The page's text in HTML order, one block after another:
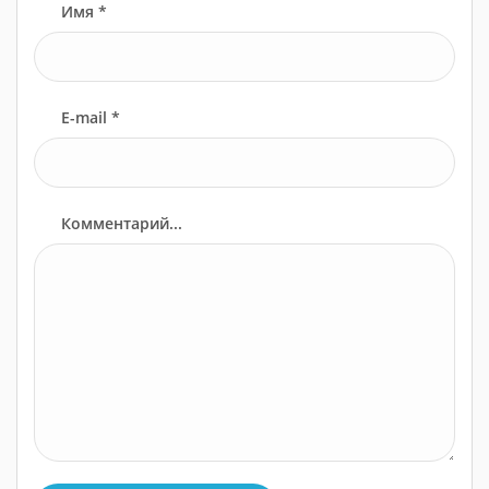
Имя *
E-mail *
Комментарий...